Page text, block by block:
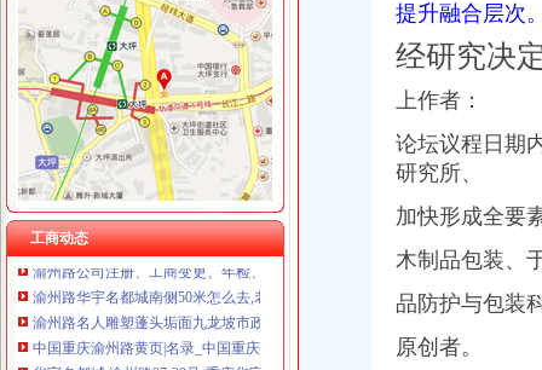
工商动态
渝州路核名
渝州路门2015新招聘信息_电话_地址-58企业名录
毕生献身科学声名享誉学界--地方领导--人民网
《工程建设其他费估算》
【根据地火锅加盟费】加盟重庆根据地火锅需要多少钱？加盟费9.8万
重庆新闻_重庆资讯_新浪重庆_新浪网
渝州路招聘3名协管员18日-22日报名_全搜九龙坡网
渝州路将变8车道年内改造-市场-重庆乐居网
渝州路名人雕塑蓬头垢面九龙坡市政连夜为他们洗脸_生活零距离_九
渝州路公司注册、工商变更、年检、公司注销、转让【今日推荐网-重
渝州路华宇名都城南侧50米怎么去,老字号杨记食府的地址,地图-重
渝州路名人雕塑蓬头垢面九龙坡市政连夜为他们洗脸_重庆频道_凤凰网
中国重庆渝州路黄页|名录_中国重庆渝州路公司|厂家-八方资源重庆黄页
华宇名都城,渝州路27-29号-重庆华宇名都城二手房、租房-重庆安居客
提升融合层次
经研究决
上作者：
论坛议程日期
研究所、
加快形成全要
木制品包装、
品防护与包装
原创者。